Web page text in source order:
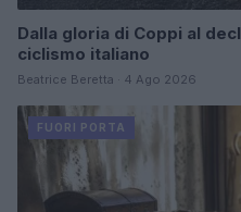
Dalla gloria di Coppi al
ciclismo italiano
Beatrice Beretta · 4 Ago 2026
FUORI PORTA